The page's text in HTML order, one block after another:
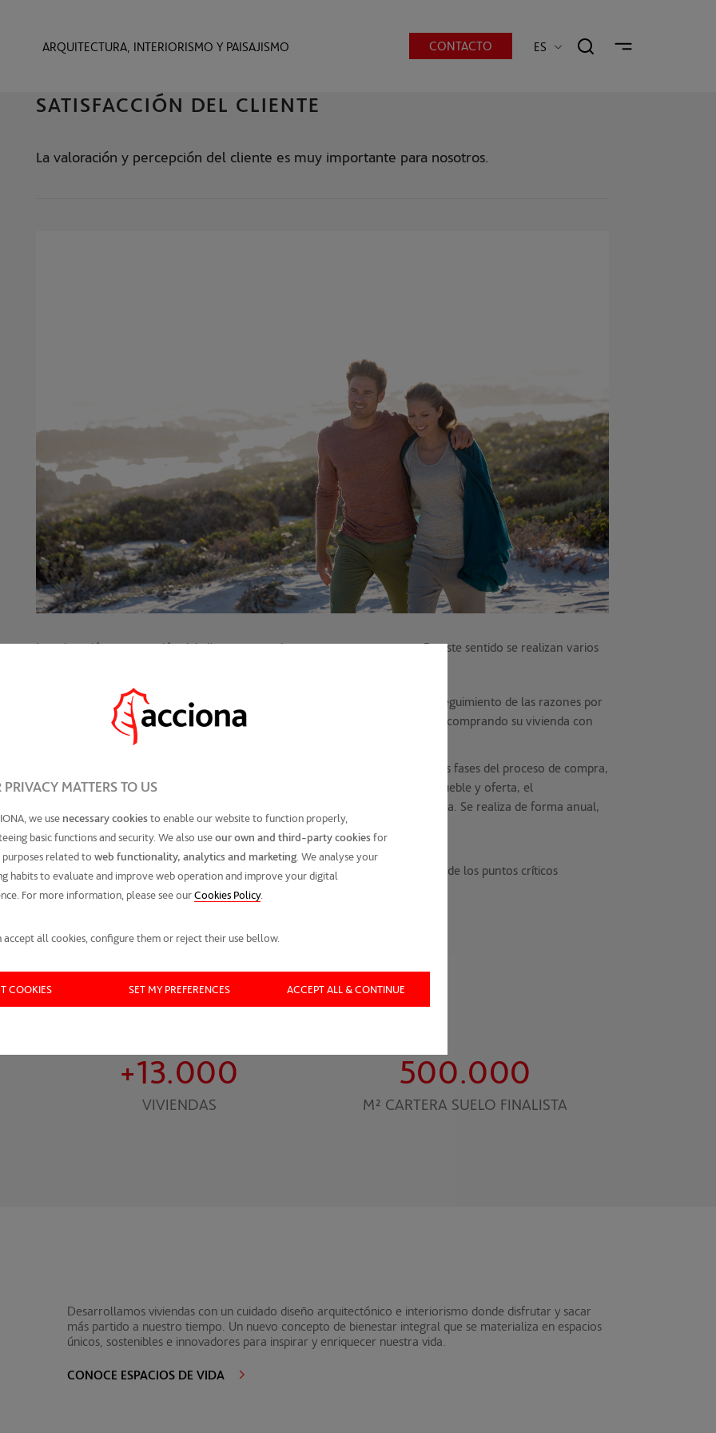
PRIVACY MATTERS TO US
we use necessary cookiesto enable our website to function properly,
basic functions and security. We also useour own and third-party cookiesfor
related to web functionality, analytics and marketing . We analyse your
habits to evaluate and improve web operation and improve your digital
For more information, please see ourCookies Policy.
accept all cookies, configure them or reject their use bellow.
COOKIES SET MY PREFERENCES ACCEPT ALL & CONTINUE
ARQUITECTURA, INTERIORISMO Y PAISAJISMO CONTACTO ES
SATISFACCIÓN DEL CLIENTE
La valoración y percepción del cliente es muy importante para nosotros.
La valoración y percepción del cliente es muy importante para nosotros. En este sentido se realizan varios
Análisis de los motivos de no compra
: Todos los años se realiza un seguimiento de las razones por
las que los clientes interesados en nuestras promociones terminan no comprando su vivienda con
ACCIONA. Este análisis se realiza por cada una de las promociones.
Estas encuestas evalúan todas las fases del proceso de compra,
desde el punto de venta y la firma del contrato, la valoración del inmueble y oferta, el
funcionamiento de la vivienda y la actitud posterior a la entrega de esta. Se realiza de forma anual,
sobre todas las promociones entregadas durante el año.
Derivadas de estos análisis se elabora un plan de acción dedicado a la mejora de los puntos críticos
detectados.
+13.000
VIVIENDAS
500.000
M² CARTERA SUELO FINALISTA
Desarrollamos viviendas con un cuidado diseño arquitectónico e interiorismo donde disfrutar y sacar
más partido a nuestro tiempo. Un nuevo concepto de bienestar integral que se materializa en espacios
únicos, sostenibles e innovadores para inspirar y enriquecer nuestra vida.
CONOCE ESPACIOS DE VIDA